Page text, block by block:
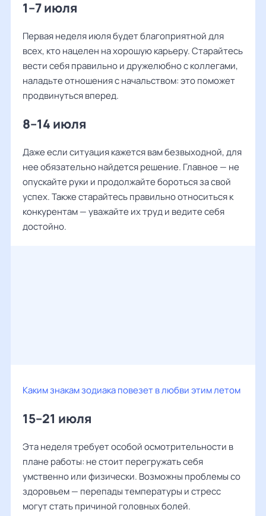
1–7 июля
Первая неделя июля будет благоприятной для
всех, кто нацелен на хорошую карьеру. Старайтесь
вести себя правильно и дружелюбно с коллегами,
наладьте отношения с начальством: это поможет
продвинуться вперед.
8–14 июля
Даже если ситуация кажется вам безвыходной, для
нее обязательно найдется решение. Главное — не
опускайте руки и продолжайте бороться за свой
успех. Также старайтесь правильно относиться к
конкурентам — уважайте их труд и ведите себя
достойно.
Каким знакам зодиака повезет в любви этим летом
15–21 июля
Эта неделя требует особой осмотрительности в
плане работы: не стоит перегружать себя
умственно или физически. Возможны проблемы со
здоровьем — перепады температуры и стресс
могут стать причиной головных болей.